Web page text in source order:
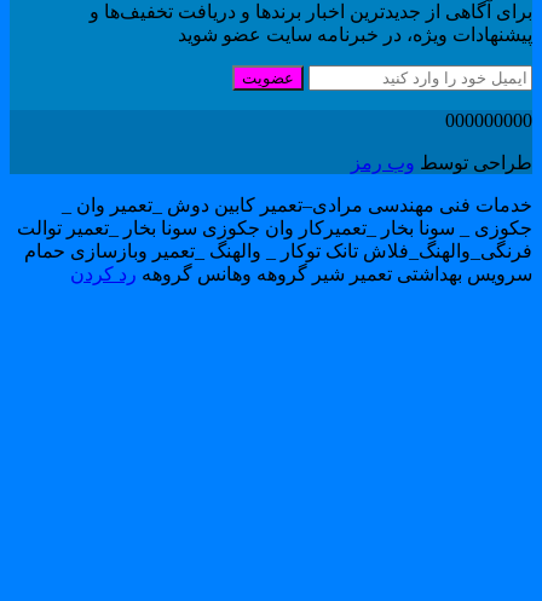
آگاهی از جدیدترین اخبار برندها و دریافت تخفیف‌ها و
ویژه، در خبرنامه سایت عضو شوید
عضویت
توسطوب رمز
فنی مهندسی مرادی–تعمیر کابین دوش _تعمیر وان _
_ سونا بخار _تعمیرکار وان جکوزی سونا بخار _تعمیر توالت
تانک توکار _ والهنگ _تعمیر وبازسازی حمام
بهداشتی تعمیر شیر گروهه وهانس گروههرد کردن